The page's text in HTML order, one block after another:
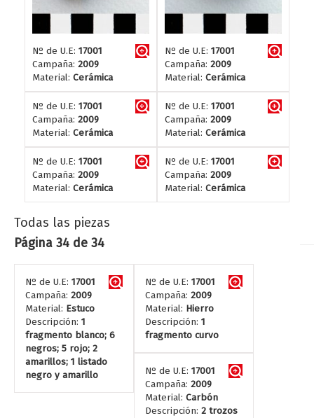
Nº de U.E: 17001
Campaña: 2009
Material: Cerámica
Nº de U.E: 17001
Campaña: 2009
Material: Cerámica
Nº de U.E: 17001
Campaña: 2009
Material: Cerámica
Nº de U.E: 17001
Campaña: 2009
Material: Cerámica
Nº de U.E: 17001
Campaña: 2009
Material: Cerámica
Nº de U.E: 17001
Campaña: 2009
Material: Cerámica
Todas las piezas
Página 34 de 34
Nº de U.E: 17001
Campaña: 2009
Material: Estuco
Descripción: 1
fragmento blanco; 6
negros; 5 rojo; 2
amarillos; 1 listado
negro y amarillo
Nº de U.E: 17001
Campaña: 2009
Material: Hierro
Descripción: 1
fragmento curvo
Nº de U.E: 17001
Campaña: 2009
Material: Carbón
Descripción: 2 trozos